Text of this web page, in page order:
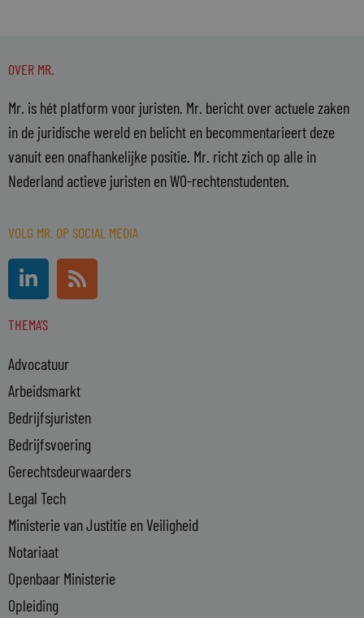
OVER MR.
Mr. is hét platform voor juristen. Mr. bericht over actuele zaken
in de juridische wereld en belicht en becommentarieert deze
vanuit een onafhankelijke positie. Mr. richt zich op alle in
Nederland actieve juristen en WO-rechtenstudenten.
VOLG MR. OP SOCIAL MEDIA
L
i
n
k
d
i
n
-
i
n
R
s
s
THEMA'S
Advocatuur
Arbeidsmarkt
Bedrijfsjuristen
Bedrijfsvoering
Gerechtsdeurwaarders
Legal Tech
Ministerie van Justitie en Veiligheid
Notariaat
Openbaar Ministerie
Opleiding